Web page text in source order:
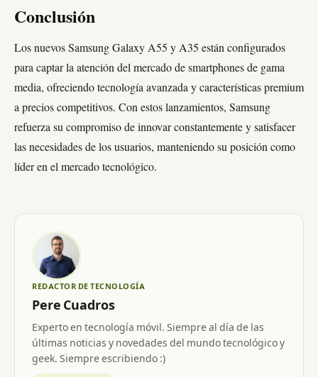
Conclusión
Los nuevos Samsung Galaxy A55 y A35 están configurados
para captar la atención del mercado de smartphones de gama
media, ofreciendo tecnología avanzada y características premium
a precios competitivos. Con estos lanzamientos, Samsung
refuerza su compromiso de innovar constantemente y satisfacer
las necesidades de los usuarios, manteniendo su posición como
líder en el mercado tecnológico.
REDACTOR DE TECNOLOGÍA
Pere Cuadros
Experto en tecnología móvil. Siempre al día de las
últimas noticias y novedades del mundo tecnológico y
geek. Siempre escribiendo :)